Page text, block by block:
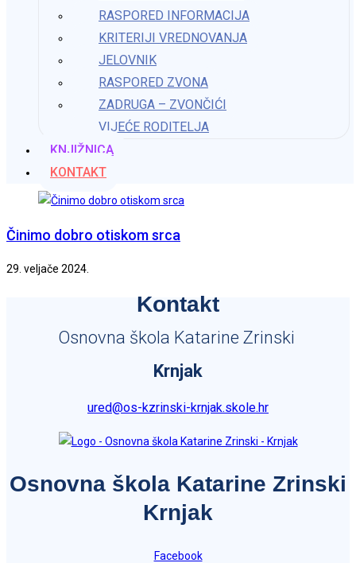
RASPORED INFORMACIJA
KRITERIJI VREDNOVANJA
JELOVNIK
RASPORED ZVONA
ZADRUGA – ZVONČIĆI
VIJEĆE RODITELJA
KNJIŽNICA
KONTAKT
Naknadni upisi u vrtić
Dan ružičastih majica
28. veljače 2024.
Činimo dobro otiskom srca
29. veljače 2024.
Kontakt
Osnovna škola Katarine Zrinski
Krnjak
ured@os-kzrinski-krnjak.skole.hr
Osnovna škola Katarine Zrinski
Krnjak
Facebook